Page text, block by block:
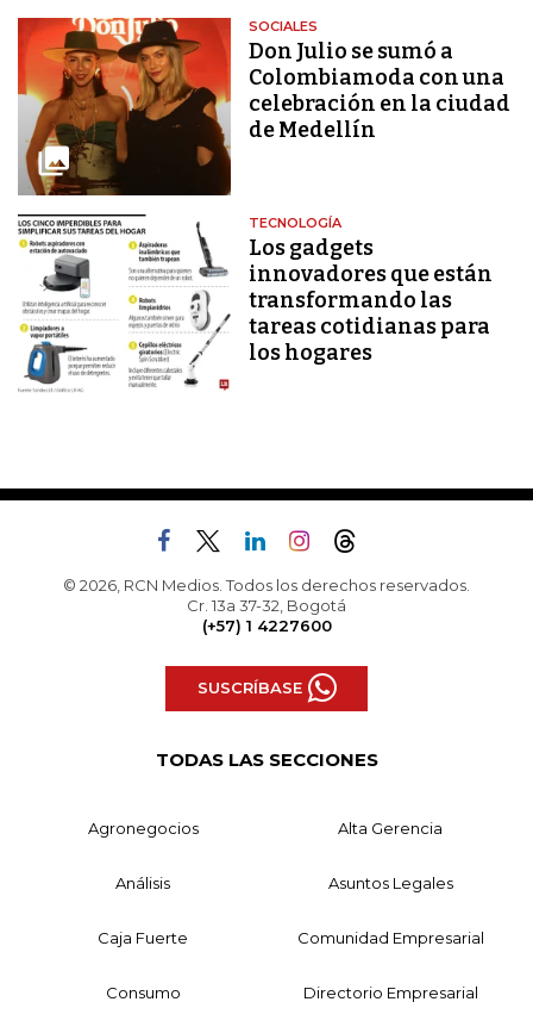
SOCIALES
Don Julio se sumó a
Colombiamoda con una
celebración en la ciudad
de Medellín
TECNOLOGÍA
Los gadgets
innovadores que están
transformando las
tareas cotidianas para
los hogares
© 2026, RCN Medios. Todos los derechos reservados.
Cr. 13a 37-32, Bogotá
(+57) 1 4227600
SUSCRÍBASE
TODAS LAS SECCIONES
Agronegocios Alta Gerencia
Análisis Asuntos Legales
Caja Fuerte Comunidad Empresarial
Consumo Directorio Empresarial